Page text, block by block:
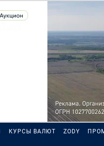
КУРСЫ ВАЛЮТ ZODY